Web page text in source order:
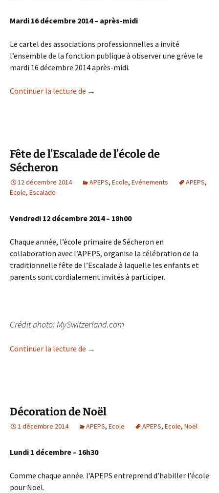
Mardi 16 décembre 2014 – après-midi
Le cartel des associations professionnelles a invité
l’ensemble de la fonction publique à observer une grève le
mardi 16 décembre 2014 après-midi.
Continuer la lecture de Grève dans la fonction publique
→
Fête de l’Escalade de l’école de
Sécheron
12 décembre 2014 APEPS, Ecole, Evénements APEPS,
Ecole, Escalade
Vendredi 12 décembre 2014 – 18h00
Chaque année, l’école primaire de Sécheron en
collaboration avec l’APEPS, organise la célébration de la
traditionnelle fête de l’Escalade à laquelle les enfants et
parents sont cordialement invités à participer.
Crédit photo: MySwitzerland.com
Continuer la lecture de Fête de l’Escalade de l’école de
→
Décoration de Noël
1 décembre 2014 APEPS, Ecole APEPS, Ecole, Noël
Lundi 1 décembre – 16h30
Comme chaque année. l’APEPS entreprend d’habiller l’école
pour Noël.